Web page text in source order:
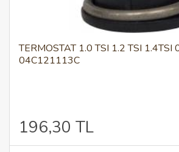
TERMOSTAT 1.0 TSI 1.2 TSI
04C121113C
196,30 TL